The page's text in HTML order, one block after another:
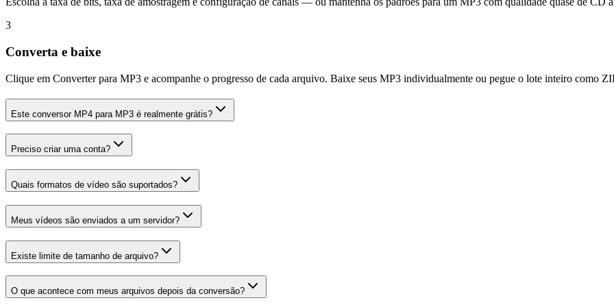
3
Converta e baixe
Clique em Converter para MP3 e acompanhe o progresso de cada arquivo. Baixe seus MP3 individualmente ou pegue o lote inteiro como
Este conversor MP4 para MP3 é realmente grátis?
Preciso criar uma conta?
Quais formatos de vídeo são suportados?
Meus vídeos são enviados a um servidor?
Existe limite de tamanho de arquivo?
O que acontece com meus arquivos depois da conversão?